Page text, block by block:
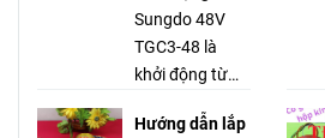
tời, bố thắng
phanh là bộ
phận để hãm
không bị trôi tải
Khởi động từ
Sungdo 48V
TGC3-48 là gì?
Khởi động từ